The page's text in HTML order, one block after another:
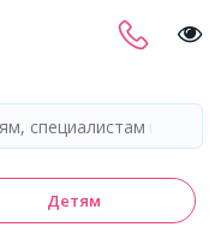
Детям